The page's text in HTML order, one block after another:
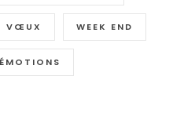
VŒUX WEEK END
ÉMOTIONS